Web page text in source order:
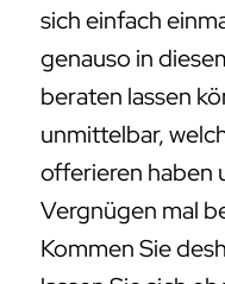
sich einfach
genauso in
beraten lassen
unmittelbar,
offerieren haben
Vergnügen mal
Kommen Sie